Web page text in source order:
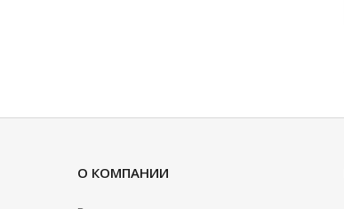
О КОМПАНИИ